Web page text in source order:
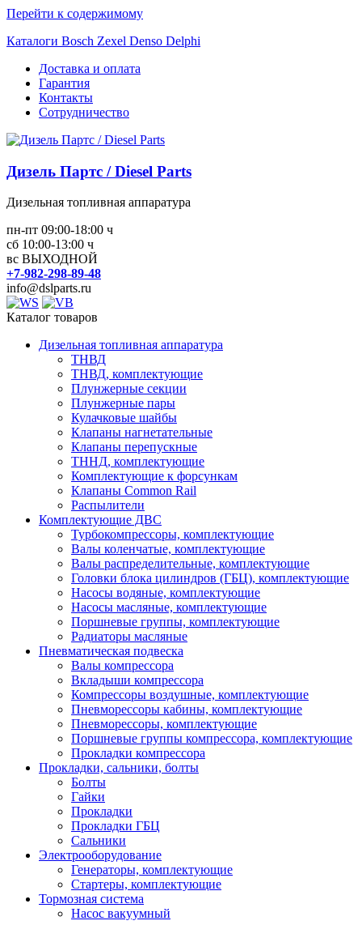
Перейти к содержимому
Каталоги Bosch Zexel Denso Delphi
Доставка и оплата
Гарантия
Контакты
Сотрудничество
Дизель Партс / Diesel Parts
Дизельная топливная аппаратура
пн-пт 09:00-18:00 ч
сб 10:00-13:00 ч
вс ВЫХОДНОЙ
+7-982-298-89-48
info@dslparts.ru
Каталог товаров
Дизельная топливная аппаратура
ТНВД
ТНВД, комплектующие
Плунжерные секции
Плунжерные пары
Кулачковые шайбы
Клапаны нагнетательные
Клапаны перепускные
ТННД, комплектующие
Комплектующие к форсункам
Клапаны Common Rail
Распылители
Комплектующие ДВС
Турбокомпрессоры, комплектующие
Валы коленчатые, комплектующие
Валы распределительные, комплектующие
Головки блока цилиндров (ГБЦ), комплектующие
Насосы водяные, комплектующие
Насосы масляные, комплектующие
Поршневые группы, комплектующие
Радиаторы масляные
Пневматическая подвеска
Валы компрессора
Вкладыши компрессора
Компрессоры воздушные, комплектующие
Пневморессоры кабины, комплектующие
Пневморессоры, комплектующие
Поршневые группы компрессора, комплектующие
Прокладки компрессора
Прокладки, сальники, болты
Болты
Гайки
Прокладки
Прокладки ГБЦ
Сальники
Электрооборудование
Генераторы, комплектующие
Стартеры, комплектующие
Тормозная система
Насос вакуумный